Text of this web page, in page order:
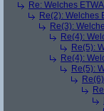
Re: Welches
Re(2): Welches
Re(3):
Re(4):
Re(5):
Re(4):
Re(5):